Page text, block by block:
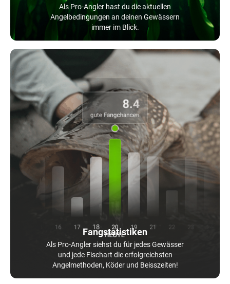
Als Pro-Angler hast du die aktuellen
Angelbedingungen an deinen Gewässern
immer im Blick.
Fangstatistiken
Als Pro-Angler siehst du für jedes Gewässer
und jede Fischart die erfolgreichsten
Angelmethoden, Köder und Beisszeiten!